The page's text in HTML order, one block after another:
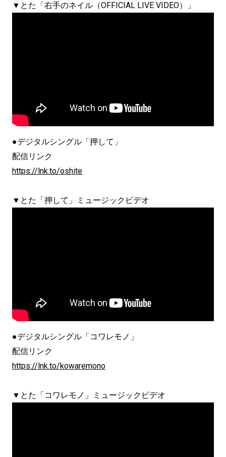
▼とた「右手のネイル（OFFICIAL LIVE VIDEO）」
●デジタルシングル「押して」
配信リンク
https://lnk.to/oshite
▼とた「押して」ミュージックビデオ
●デジタルシングル「コワレモノ」
配信リンク
https://lnk.to/kowaremono
▼とた「コワレモノ」ミュージックビデオ